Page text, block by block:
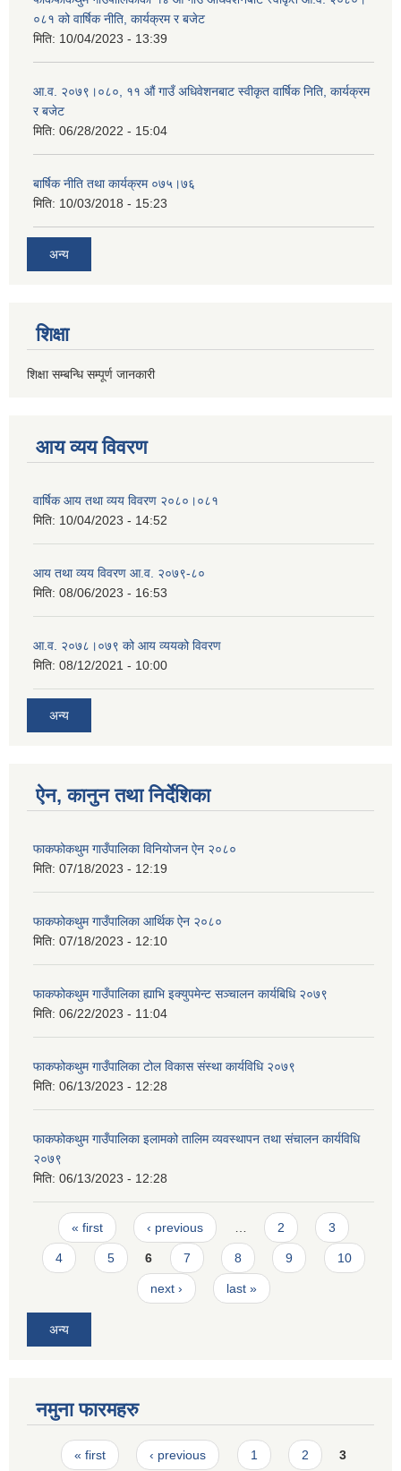
०८१ को वार्षिक नीति, कार्यक्रम र बजेट
मिति: 10/04/2023 - 13:39
आ.व. २०७९।०८०, ११ औं गाउँ अधिवेशनबाट स्वीकृत वार्षिक निति, कार्यक्रम
र बजेट
मिति: 06/28/2022 - 15:04
बार्षिक नीति तथा कार्यक्रम ०७५।७६
मिति: 10/03/2018 - 15:23
अन्य
शिक्षा
शिक्षा सम्बन्धि सम्पूर्ण जानकारी
आय व्यय विवरण
वार्षिक आय तथा व्यय विवरण २०८०।०८१
मिति: 10/04/2023 - 14:52
आय तथा व्यय विवरण आ.व. २०७९-८०
मिति: 08/06/2023 - 16:53
आ.व. २०७८।०७९ को आय व्ययको विवरण
मिति: 08/12/2021 - 10:00
अन्य
ऐन, कानुन तथा निर्देशिका
फाकफोकथुम गाउँपालिका विनियोजन ऐन २०८०
मिति: 07/18/2023 - 12:19
फाकफोकथुम गाउँपालिका आर्थिक ऐन २०८०
मिति: 07/18/2023 - 12:10
फाकफोकथुम गाउँपालिका ह्याभि इक्युपमेन्ट सञ्चालन कार्यबिधि २०७९
मिति: 06/22/2023 - 11:04
फाकफोकथुम गाउँपालिका टोल विकास संस्था कार्यविधि २०७९
मिति: 06/13/2023 - 12:28
फाकफोकथुम गाउँपालिका इलामको तालिम व्यवस्थापन तथा संचालन कार्यविधि
२०७९
मिति: 06/13/2023 - 12:28
Pages
« first ‹ previous 2 3
4 5 6 7 8 9 10
next › last »
अन्य
नमुना फारमहरु
Pages
« first ‹ previous 1 2 3